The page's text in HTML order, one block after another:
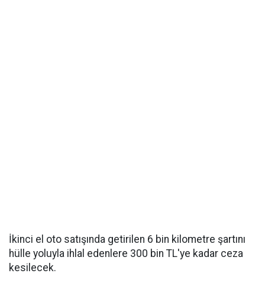
İkinci el oto satışında getirilen 6 bin kilometre şartını
hülle yoluyla ihlal edenlere 300 bin TL'ye kadar ceza
kesilecek.